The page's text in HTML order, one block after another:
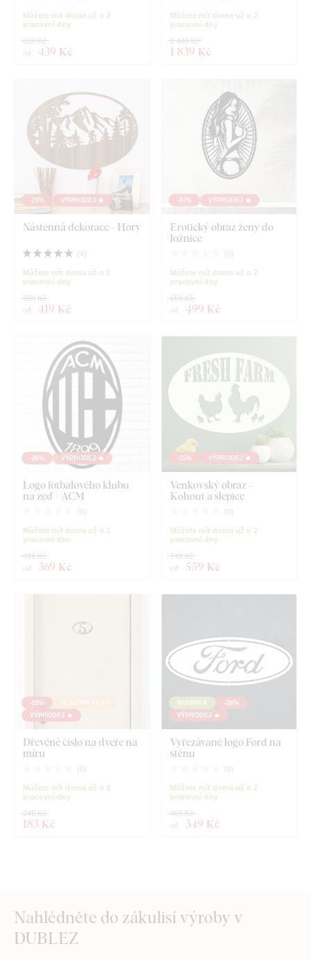
Můžete mít doma už o 2
pracovní dny
od 439 Kč
589 Kč
Můžete mít doma už o 2
pracovní dny
1 839 Kč
2 449 Kč
-25% VÝPRODEJ 🔥
Nástěnná dekorace - Hory
( 4 )
Můžete mít doma už o 2
pracovní dny
od 419 Kč
559 Kč
-24% VÝPRODEJ 🔥
Erotický obraz ženy do
ložnice
( 0 )
Můžete mít doma už o 2
pracovní dny
od 499 Kč
659 Kč
-26% VÝPRODEJ 🔥
Logo fotbalového klubu
na zeď - ACM
( 0)
Můžete mít doma už o 1
pracovní den
od 369 Kč
499 Kč
-25% VÝPRODEJ 🔥
Venkovský obraz -
Kohout a slepice
( 0)
Můžete mít doma už o 2
pracovní dny
od 559 Kč
749 Kč
-25%
VLASTNÍ TEXT
VÝPRODEJ 🔥
Dřevěné číslo na dveře na
míru
( 0 )
Můžete mít doma už o 2
pracovní dny
183 Kč
245 Kč
NOVINKA
-26%
VÝPRODEJ 🔥
Vyřezávané logo Ford na
stěnu
( 0 )
Můžete mít doma už o 2
pracovní dny
od 349 Kč
469 Kč
Nahlédněte do zákulisí výroby v
DUBLEZ